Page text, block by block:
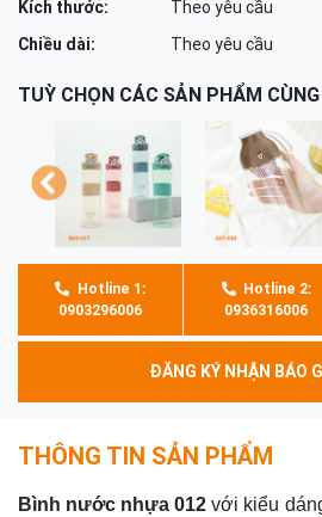
Kích thước:
Theo yêu cầu
Chiều dài:
Theo yêu cầu
TUỲ CHỌN CÁC SẢN PHẨM
Hotline 1:
0903296006
Hotline 2:
0936316006
ĐĂNG KÝ NHẬN BÁO
THÔNG TIN SẢN PHẨM
Bình nước nhựa 012 với kiểu